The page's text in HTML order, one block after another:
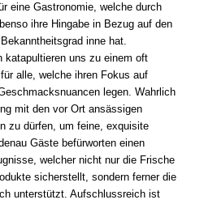
eine Gastronomie, welche durch
ihre Hingabe in Bezug auf den
inne hat.
katapultieren uns zu einem oft
alle, welche ihren Fokus auf
legen. Wahrlich
mit den vor Ort ansässigen
zu dürfen, um feine, exquisite
Gäste befürworten einen
welcher nicht nur die Frische
sicherstellt, sondern ferner die
unterstützt. Aufschlussreich ist